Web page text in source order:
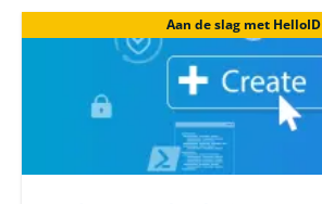
Aan de slag met HelloID